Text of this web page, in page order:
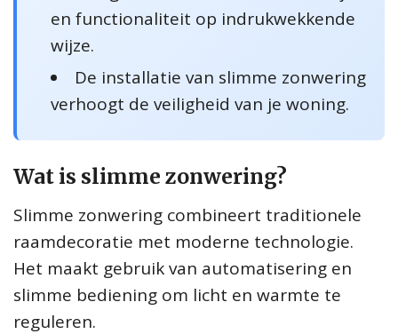
en functionaliteit op indrukwekkende
wijze.
De installatie van slimme zonwering
verhoogt de veiligheid van je woning.
Wat is slimme zonwering?
Slimme zonwering combineert traditionele
raamdecoratie met moderne technologie.
Het maakt gebruik van automatisering en
slimme bediening om licht en warmte te
reguleren.